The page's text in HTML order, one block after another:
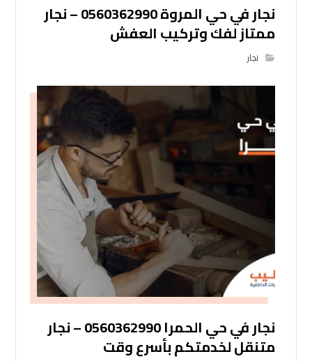
نجار في حي المروة 0560362990 – نجار
ممتاز لفك وتركيب العفش
نجار
نجار في حي الحمرا 0560362990 – نجار
متنقل لخدمتكم بأسرع وقت